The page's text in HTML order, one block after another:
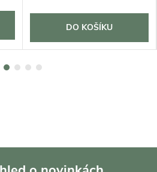
DO KOŠÍKU